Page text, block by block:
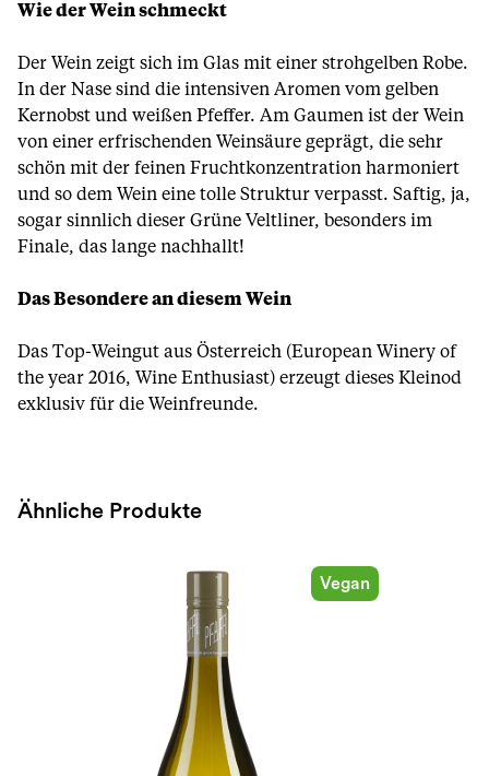
Wie der Wein schmeckt
Der Wein zeigt sich im Glas mit einer strohgelben Robe.
In der Nase sind die intensiven Aromen vom gelben
Kernobst und weißen Pfeffer. Am Gaumen ist der Wein
von einer erfrischenden Weinsäure geprägt, die sehr
schön mit der feinen Fruchtkonzentration harmoniert
und so dem Wein eine tolle Struktur verpasst. Saftig, ja,
sogar sinnlich dieser Grüne Veltliner, besonders im
Finale, das lange nachhallt!
Das Besondere an diesem Wein
Das Top-Weingut aus Österreich (European Winery of
the year 2016, Wine Enthusiast) erzeugt dieses Kleinod
exklusiv für die Weinfreunde.
Ähnliche Produkte
Vegan